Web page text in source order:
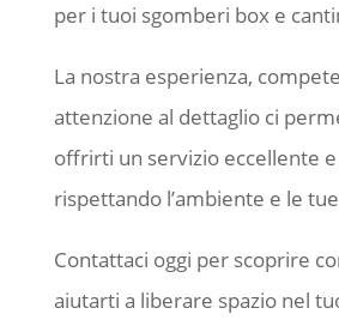
per i tuoi sgomberi box e
La nostra esperienza,
attenzione al dettaglio ci
offrirti un servizio eccellente
rispettando l’ambiente e le
Contattaci oggi per scoprire
aiutarti a liberare spazio nel